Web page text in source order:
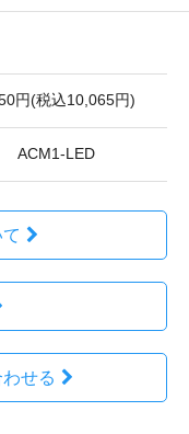
円(税込10,065円)
ACM1-LED
せる